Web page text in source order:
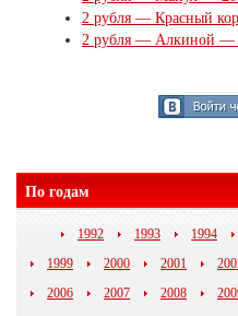
2 рубля — Красный
2 рубля — Алкиной —
По годам
1992 1993 1994
1999
2000 2001
2006
2007 2008